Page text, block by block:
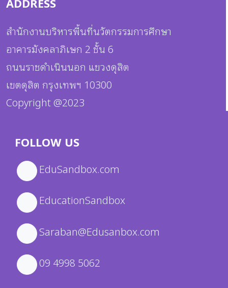
สำนักงานบริหารพื้นที่นวัตกรรมการศึกษา
อาคารมังคลาภิเษก 2 ชั้น 6
ถนนราชดำเนินนอก แขวงดุสิต
เขตดุสิต กรุงเทพฯ 10300
Copyright @2023
FOLLOW US
EduSandbox.com
EducationSandbox
Saraban@Edusanbox.com
09 4998 5062